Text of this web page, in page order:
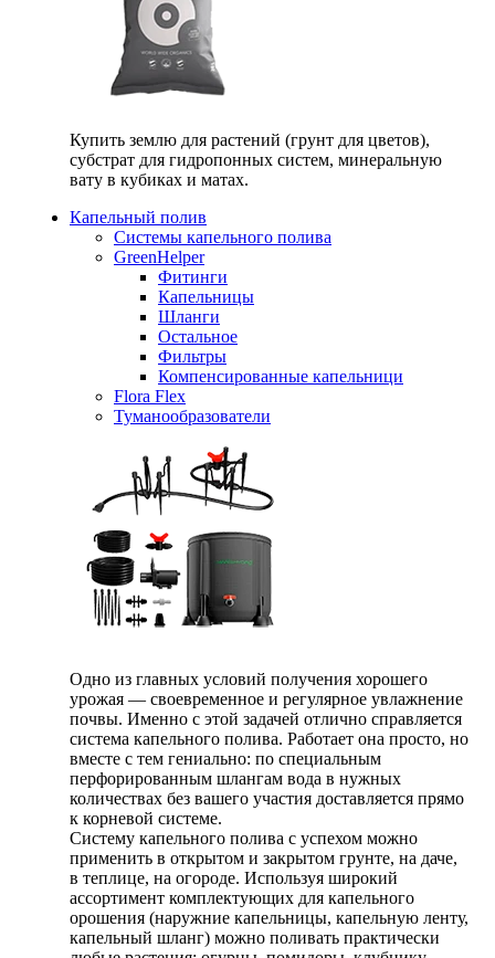
Купить землю для растений (грунт для цветов),
субстрат для гидропонных систем, минеральную
вату в кубиках и матах.
Капельный полив
Системы капельного полива
GreenHelper
Фитинги
Капельницы
Шланги
Остальное
Фильтры
Компенсированные капельници
Flora Flex
Туманообразователи
Одно из главных условий получения хорошего
урожая — своевременное и регулярное увлажнение
почвы. Именно с этой задачей отлично справляется
система капельного полива. Работает она просто, но
вместе с тем гениально: по специальным
перфорированным шлангам вода в нужных
количествах без вашего участия доставляется прямо
к корневой системе.
Систему капельного полива с успехом можно
применить в открытом и закрытом грунте, на даче,
в теплице, на огороде. Используя широкий
ассортимент комплектующих для капельного
орошения (наружние капельницы, капельную ленту,
капельный шланг) можно поливать практически